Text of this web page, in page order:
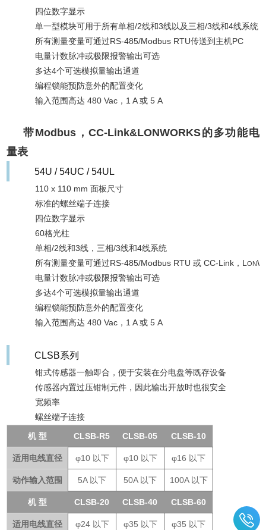
四位数字显示
单一型模块可用于所有单相/2线和3线以及三相/3线和4线系统
所有测量变量可通过RS-485/Modbus RTU传送到主机PC
电量计数脉冲或极限报警输出可选
多达4个可选模拟量输出通道
编程锁能预防意外的配置变化
输入范围高达 480 Vac，1 A 或 5 A
带Modbus，CC-Link&LONWORKS的多功能电
量表
54U / 54UC / 54UL
110 x 110 mm 面板尺寸
标准的螺丝端子连接
四位数字显示
60格光柱
单相/2线和3线，三相/3线和4线系统
所有测量变量可通过RS-485/Modbus RTU 或 CC-Link，LONW
电量计数脉冲或极限报警输出可选
多达4个可选模拟量输出通道
编程锁能预防意外的配置变化
输入范围高达 480 Vac，1 A 或 5 A
CLSB系列
钳式传感器一触即合，便于安装在分电盘等既存设备
传感器内置过压钳制元件，因此输出开放时也很安全
宽频率
螺丝端子连接
机 型
CLSB-R5 CLSB-05 CLSB-10
适用电线直径 φ10 以下 φ10 以下 φ16 以下
动作输入范围 5A 以下 50A 以下 100A 以下
机 型 CLSB-20 CLSB-40 CLSB-60
适用电线直径 φ24 以下 φ35 以下 φ35 以下